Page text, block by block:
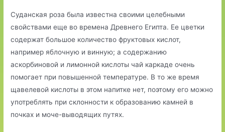
Суданская роза была известна своими целебными
свойствами еще во времена Древнего Египта. Ее цветки
содержат большое количество фруктовых кислот,
например яблочную и винную; а содержанию
аскорбиновой и лимонной кислоты чай каркаде очень
помогает при повышенной температуре. В то же время
щавелевой кислоты в этом напитке нет, поэтому его можно
употреблять при склонности к образованию камней в
почках и моче-выводящих путях.